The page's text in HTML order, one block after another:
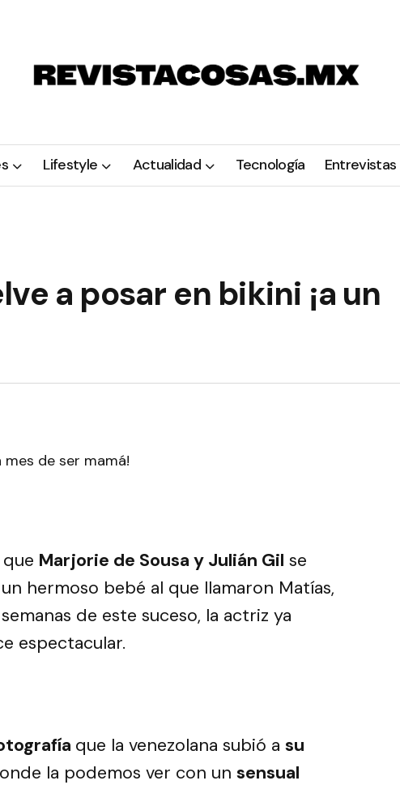
Lifestyle Actualidad Tecnología Entrevistas
a posar en bikini ¡a un
Marjorie de Sousa y Julián Gil se
hermoso bebé al que llamaron Matías,
de este suceso, la actriz ya
espectacular.
que la venezolana subió a su
la podemos ver con un sensual